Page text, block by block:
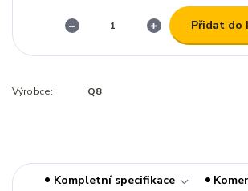
Přidat do
Výrobce: Q8
Kompletní specifikace